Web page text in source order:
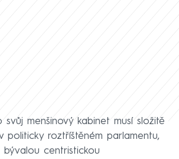
svůj menšinový kabinet musí složitě
politicky roztříštěném parlamentu,
centristickou